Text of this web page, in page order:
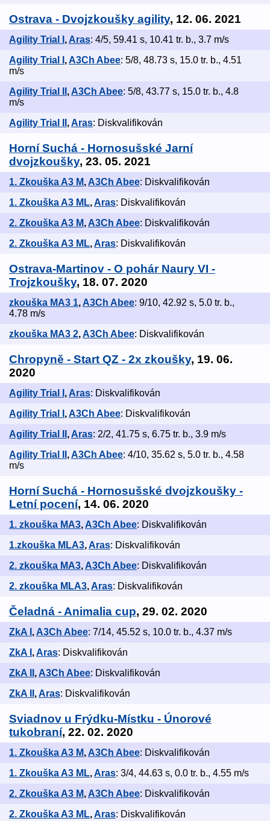
Ostrava - Dvojzkoušky agility, 12. 06. 2021
Agility Trial I , Aras: 4/5, 59.41 s, 10.41 tr. b., 3.7 m/s
Agility Trial I ,A3Ch Abee: 5/8, 48.73 s, 15.0 tr. b., 4.51
m/s
Agility Trial II , A3Ch Abee: 5/8, 43.77 s, 15.0 tr. b., 4.8
m/s
Agility Trial II ,Aras: Diskvalifikován
Horní Suchá - Hornosušské Jarní
dvojzkoušky, 23. 05. 2021
1. Zkouška A3 M, A3Ch Abee: Diskvalifikován
1. Zkouška A3 ML,Aras: Diskvalifikován
2. Zkouška A3 M, A3Ch Abee: Diskvalifikován
2. Zkouška A3 ML,Aras: Diskvalifikován
Ostrava-Martinov - O pohár Naury VI -
Trojzkoušky, 18. 07. 2020
zkouška MA3 1, A3Ch Abee: 9/10, 42.92 s, 5.0 tr. b.,
4.78 m/s
zkouška MA3 2,A3Ch Abee: Diskvalifikován
Chropyně - Start QZ - 2x zkoušky, 19. 06.
2020
Agility Trial I , Aras: Diskvalifikován
Agility Trial I ,A3Ch Abee: Diskvalifikován
Agility Trial II , Aras: 2/2, 41.75 s, 6.75 tr. b., 3.9 m/s
Agility Trial II ,A3Ch Abee: 4/10, 35.62 s, 5.0 tr. b., 4.58
m/s
Horní Suchá - Hornosušské dvojzkoušky -
Letní pocení, 14. 06. 2020
1. zkouška MA3, A3Ch Abee: Diskvalifikován
1.zkouška MLA3,Aras: Diskvalifikován
2. zkouška MA3, A3Ch Abee: Diskvalifikován
2. zkouška MLA3,Aras: Diskvalifikován
Čeladná - Animalia cup, 29. 02. 2020
ZkA I , A3Ch Abee: 7/14, 45.52 s, 10.0 tr. b., 4.37 m/s
ZkA I ,Aras: Diskvalifikován
ZkA II , A3Ch Abee: Diskvalifikován
ZkA II ,Aras: Diskvalifikován
Sviadnov u Frýdku-Místku - Únorové
tukobraní, 22. 02. 2020
1. Zkouška A3 M, A3Ch Abee: Diskvalifikován
1. Zkouška A3 ML,Aras: 3/4, 44.63 s, 0.0 tr. b., 4.55 m/s
2. Zkouška A3 M, A3Ch Abee: Diskvalifikován
2. Zkouška A3 ML,Aras: Diskvalifikován